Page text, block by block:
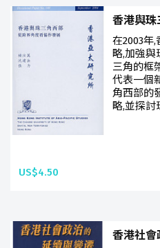
香港與珠
在2003年
略,加強
三角的框
代表一個
角西部的
略,並探討
US$4.50
香港社會